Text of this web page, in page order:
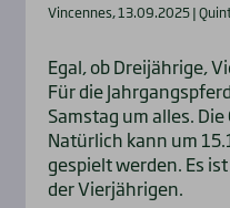
Vincennes, 13.09.2025 |
Egal, ob Dreijährige,
Für die
Samstag um alles.
Natürlich kann um
gespielt werden. Es
der Vierjährigen.